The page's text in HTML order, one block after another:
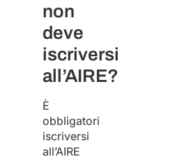
non
deve
iscriversi
all’AIRE?
È
obbligatori
iscriversi
all’AIRE